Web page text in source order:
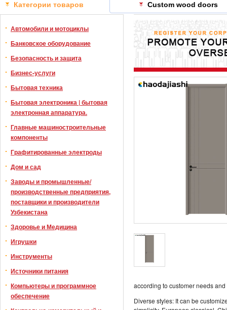
Категории товаров
Автомобили и мотоциклы
Банковское оборудование
Безопасность и защита
Бизнес-услуги
Бытовая техника
Бытовая электроника | бытовая
электронная аппаратура.
Главные машиностроительные
компоненты
Графитированные электроды
Дом и сад
Заводы и промышленные/
производственные предприятия,
поставщики и производители
Узбекистана
Здоровье и Медицина
Игрушки
Инструменты
Источники питания
Компьютеры и программное
обеспечение
Custom wood doors
according to customer needs
Diverse styles: It can be